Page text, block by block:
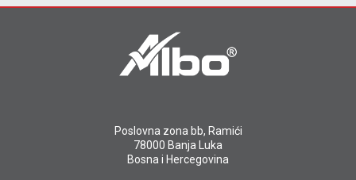
Poslovna zona bb, Ramići
78000 Banja Luka
Bosna i Hercegovina